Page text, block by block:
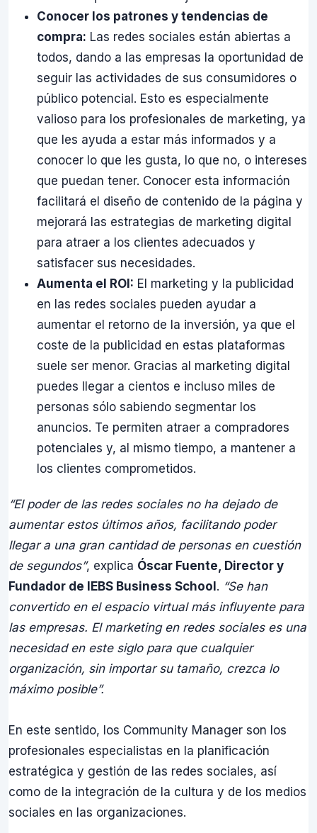
Conocer los patrones y tendencias de
compra: Las redes sociales están abiertas a
todos, dando a las empresas la oportunidad de
seguir las actividades de sus consumidores o
público potencial. Esto es especialmente
valioso para los profesionales de marketing, ya
que les ayuda a estar más informados y a
conocer lo que les gusta, lo que no, o intereses
que puedan tener. Conocer esta información
facilitará el diseño de contenido de la página y
mejorará las estrategias de marketing digital
para atraer a los clientes adecuados y
satisfacer sus necesidades.
Aumenta el ROI: El marketing y la publicidad
en las redes sociales pueden ayudar a
aumentar el retorno de la inversión, ya que el
coste de la publicidad en estas plataformas
suele ser menor. Gracias al marketing digital
puedes llegar a cientos e incluso miles de
personas sólo sabiendo segmentar los
anuncios. Te permiten atraer a compradores
potenciales y, al mismo tiempo, a mantener a
los clientes comprometidos.
“El poder de las redes sociales no ha dejado de
aumentar estos últimos años, facilitando poder
llegar a una gran cantidad de personas en cuestión
de segundos”, explica Óscar Fuente, Director y
Fundador de IEBS Business School. “Se han
convertido en el espacio virtual más influyente para
las empresas. El marketing en redes sociales es una
necesidad en este siglo para que cualquier
organización, sin importar su tamaño, crezca lo
máximo posible”.
En este sentido, los Community Manager son los
profesionales especialistas en la planificación
estratégica y gestión de las redes sociales, así
como de la integración de la cultura y de los medios
sociales en las organizaciones.